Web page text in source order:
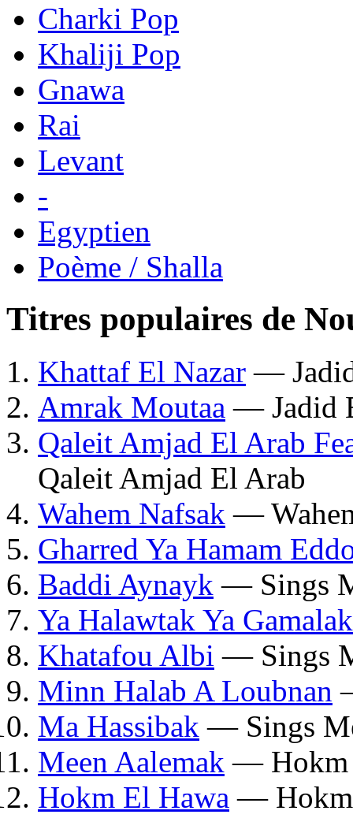
Charki Pop
Khaliji Pop
Gnawa
Rai
Levant
-
Egyptien
Poème / Shalla
Titres populaires de
Khattaf El Nazar —
Amrak Moutaa — Jadid
Qaleit Amjad El Arab
Qaleit Amjad El Arab
Wahem Nafsak —
Gharred Ya Hamam
Baddi Aynayk — Sings
Ya Halawtak Ya Gamalak
Khatafou Albi — Sings
Minn Halab A Loubnan
Ma Hassibak — Sings
Meen Aalemak — Hokm
Hokm El Hawa — Hokm